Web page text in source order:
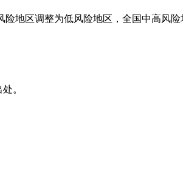
地区调整为低风险地区，全国中高风险
。